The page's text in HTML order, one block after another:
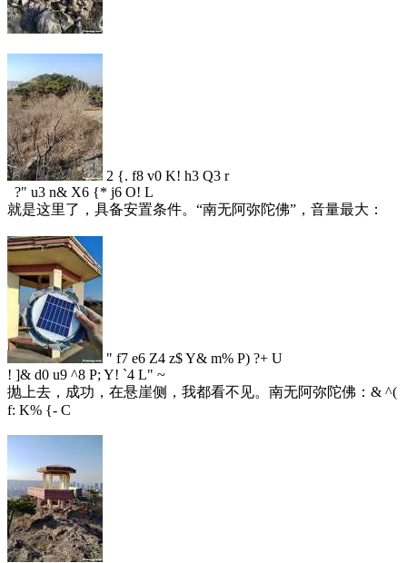
2 {. f8 v0 K! h3 Q3 r
?" u3 n& X6 {* j6 O! L
就是这里了，具备安置条件。“南无阿弥陀佛”，音量最大：
" f7 e6 Z4 z$ Y& m% P) ?+ U
! ]& d0 u9 ^8 P; Y! `4 L" ~
抛上去，成功，在悬崖侧，我都看不见。南无阿弥陀佛： & ^(
f: K% {- C